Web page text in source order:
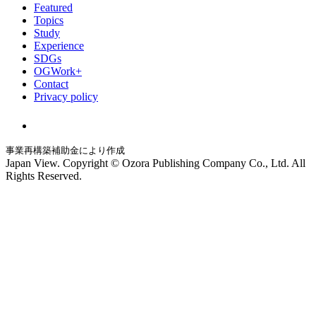
Featured
Topics
Study
Experience
SDGs
OGWork+
Contact
Privacy policy
事業再構築補助金により作成
Japan View. Copyright © Ozora Publishing Company Co., Ltd. All
Rights Reserved.